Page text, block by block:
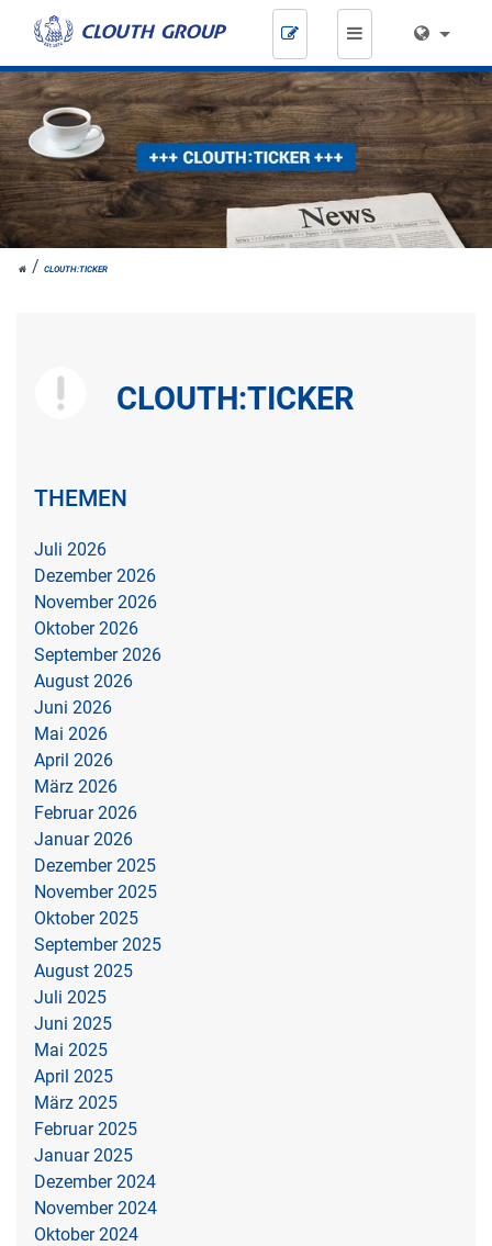
Zum
Inhalt
springen
HOME
CLOUTH:TICKER
CLOUTH:TICKER
THEMEN
Juli 2026
Dezember 2026
November 2026
Oktober 2026
September 2026
August 2026
Juni 2026
Mai 2026
April 2026
März 2026
Februar 2026
Januar 2026
Dezember 2025
November 2025
Oktober 2025
September 2025
August 2025
Juli 2025
Juni 2025
Mai 2025
April 2025
März 2025
Februar 2025
Januar 2025
Dezember 2024
November 2024
Oktober 2024